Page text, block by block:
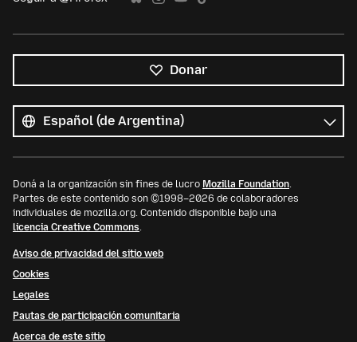
Donar
los
idiomas
Idioma
Doná a la organización sin fines de lucro Mozilla Foundation.
Partes de este contenido son ©1998–2026 de colaboradores
individuales de mozilla.org. Contenido disponible bajo una
licencia Creative Commons.
Aviso de privacidad del sitio web
Cookies
Legales
Pautas de participación comunitaria
Acerca de este sitio